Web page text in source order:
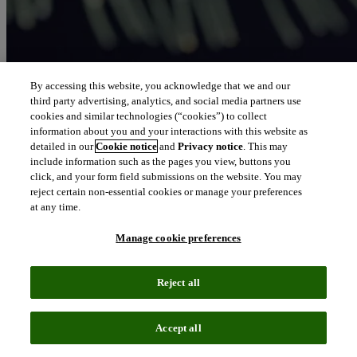
By accessing this website, you acknowledge that we and our
third party advertising, analytics, and social media partners use
cookies and similar technologies (“cookies”) to collect
information about you and your interactions with this website as
detailed in ourCookie notice andPrivacy notice. This may
include information such as the pages you view, buttons you
click, and your form field submissions on the website. You may
reject certain non-essential cookies or manage your preferences
at any time.
Manage cookie preferences
Reject all
Accept all